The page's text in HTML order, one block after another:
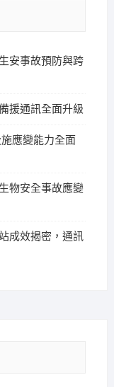
安事故預防與跨
援通訊全面升級
應變能力全面
物安全事故應變
成效揭密，通訊